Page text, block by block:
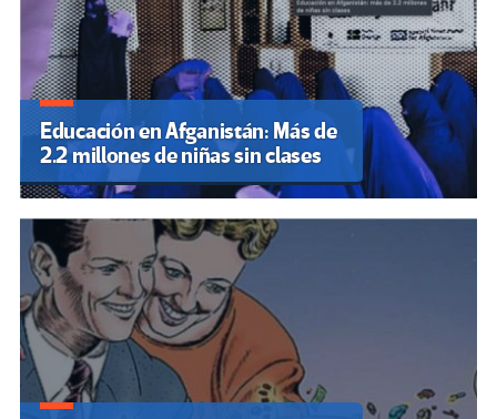
Educación en Afganistán: Más de
2.2 millones de niñas sin clases